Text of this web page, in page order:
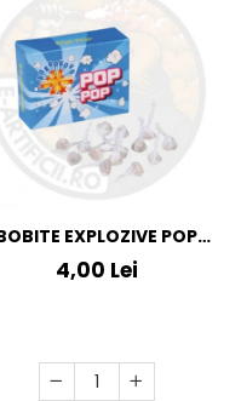
EXPLOZIVE POP
POP
4,00 Lei